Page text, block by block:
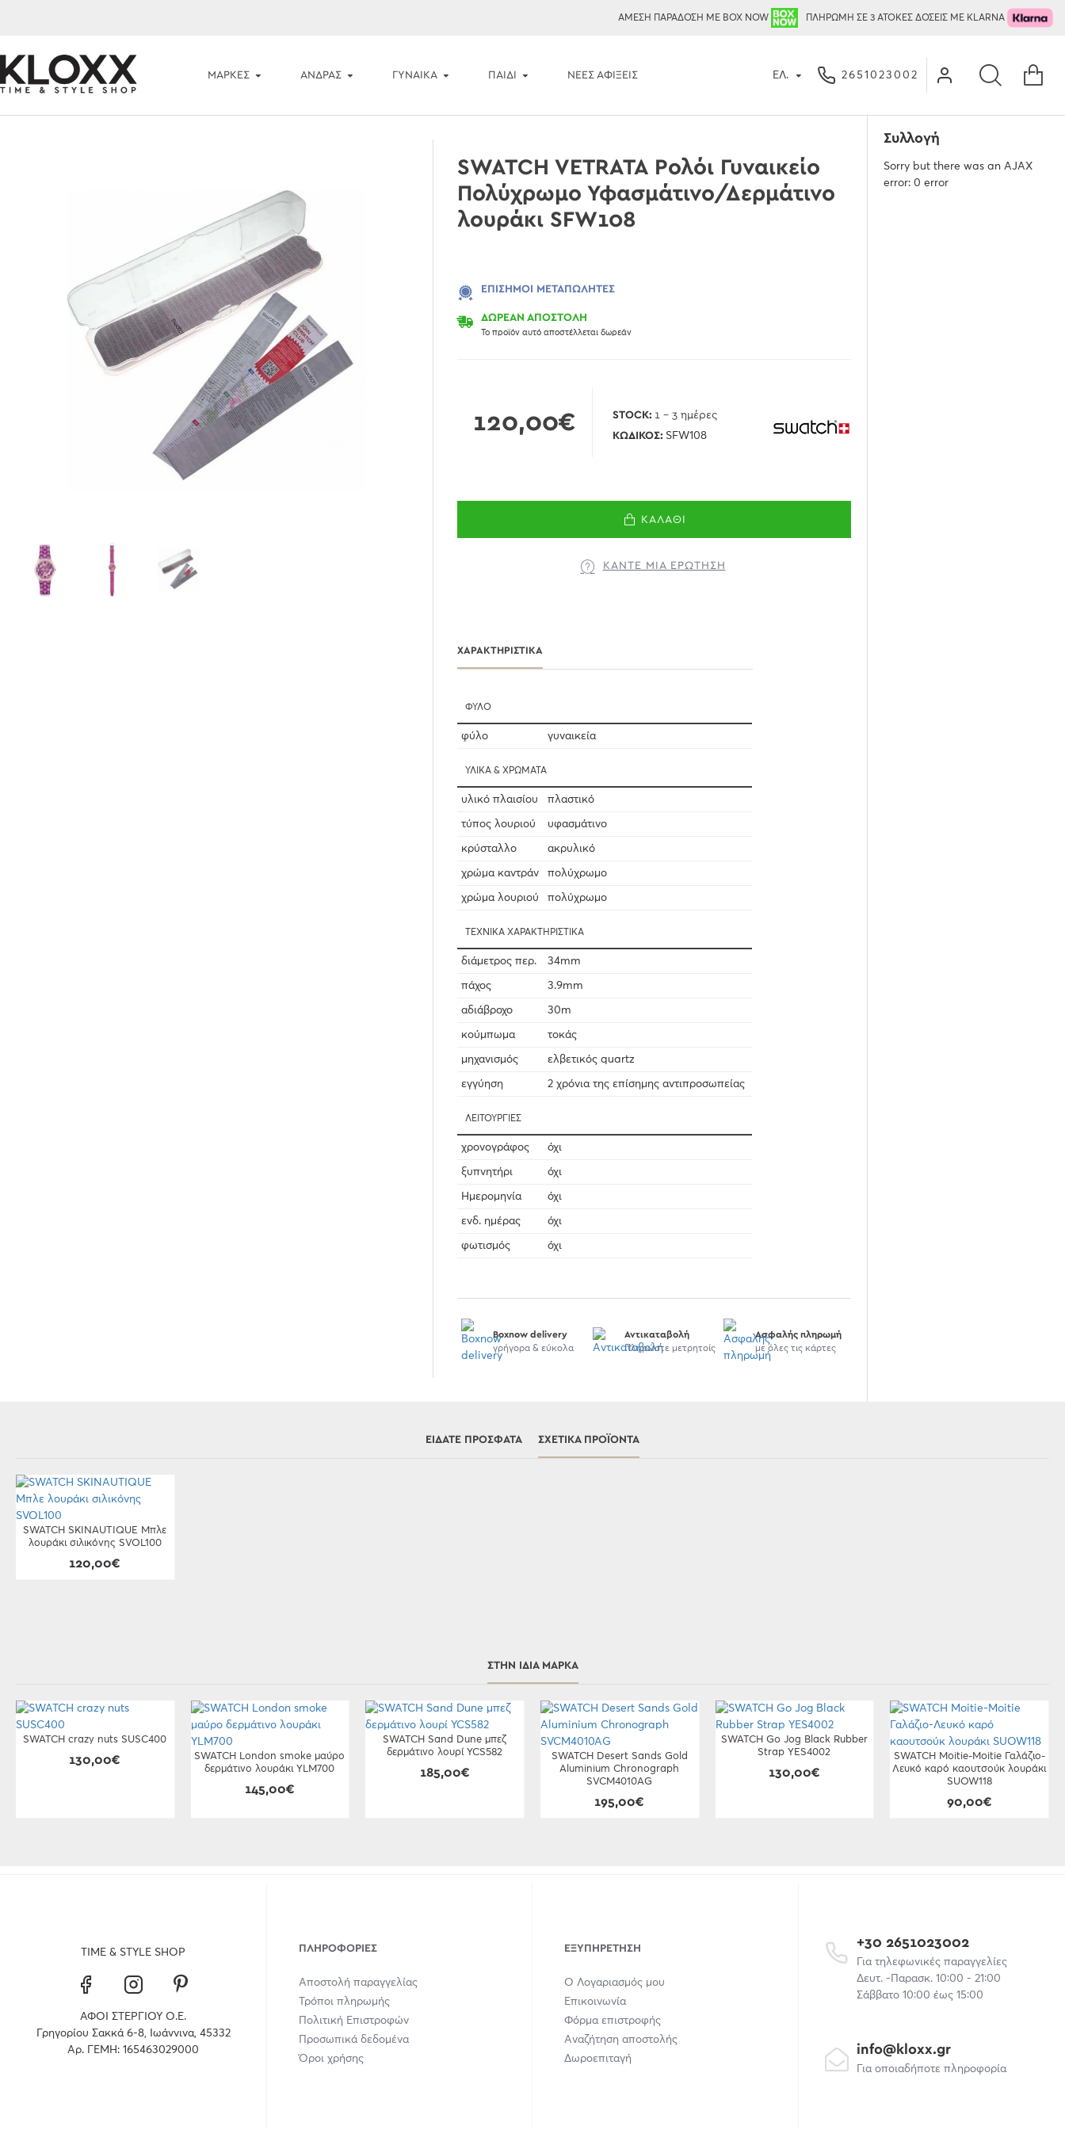
ΑΜΕΣΗ ΠΑΡΑΔΟΣΗ ΜΕ BOX NOW ΠΛΗΡΩΜΗ ΣΕ 3 ΑΤΟΚΕΣ ΔΟΣΕΙΣ ΜΕ KLARNA
ΜΆΡΚΕΣ ΑΝΔΡΑΣ ΓΥΝΑΙΚΑ ΠΑΙΔΙ ΝΈΕΣ ΑΦΊΞΕΙΣ ΕΛ. 2651023002
SWATCH VETRATA Ρολόι Γυναικείο
Πολύχρωμο Υφασμάτινο/Δερμάτινο
λουράκι SFW108
ΔΩΡΕΑΝ ΑΠΟΣΤΟΛΗ
Το προϊόν αυτό αποστέλλεται δωρεάν
ΕΠΊΣΗΜΟΙ ΜΕΤΑΠΩΛΗΤΈΣ
120,00€ STOCK: 1 - 3 ημέρες
ΚΩΔΙΚΌΣ: SFW108
ΚΑΛΆΘΙ
ΚΆΝΤΕ ΜΊΑ ΕΡΏΤΗΣΗ
ΧΑΡΑΚΤΗΡΙΣΤΙΚΆ
ΦΎΛΟ
φύλο γυναικεία
ΥΛΙΚΆ & ΧΡΏΜΑΤΑ
υλικό πλαισίου πλαστικό
τύπος λουριού υφασμάτινο
κρύσταλλο ακρυλικό
χρώμα καντράν πολύχρωμο
χρώμα λουριού πολύχρωμο
ΤΕΧΝΙΚΆ ΧΑΡΑΚΤΗΡΙΣΤΙΚΆ
διάμετρος περ. 34mm
πάχος 3.9mm
αδιάβροχο 30m
κούμπωμα τοκάς
μηχανισμός ελβετικός quartz
εγγύηση 2 χρόνια της επίσημης αντιπροσωπείας
ΛΕΙΤΟΥΡΓΊΕΣ
χρονογράφος όχι
ξυπνητήρι όχι
Ημερομηνία όχι
ενδ. ημέρας όχι
φωτισμός όχι
Boxnow delivery
γρήγορα & εύκολα
Αντικαταβολή
Πληρώστε μετρητοίς
Ασφαλής πληρωμή
με όλες τις κάρτες
Συλλογή
Sorry but there was an AJAX
error: 0 error
ΕΊΔΑΤΕ ΠΡΌΣΦΑΤΑ ΣΧΕΤΙΚΆ ΠΡΟΪΌΝΤΑ
SWATCH SKINAUTIQUE Μπλε
λουράκι σιλικόνης SVOL100
120,00€
ΣΤΗΝ ΊΔΙΑ ΜΆΡΚΑ
SWATCH crazy nuts SUSC400
130,00€
SWATCH London smoke μαύρο
δερμάτινο λουράκι YLM700
145,00€
SWATCH Sand Dune μπεζ
δερμάτινο λουρί YCS582
185,00€
SWATCH Desert Sands Gold
Aluminium Chronograph
SVCM4010AG
195,00€
SWATCH Go Jog Black Rubber
Strap YES4002
130,00€
SWATCH Moitie-Moitie Γαλάζιο-
Λευκό καρό καουτσούκ λουράκι
SUOW118
90,00€
TIME & STYLE SHOP
ΑΦΟΙ ΣΤΕΡΓΙΟΥ Ο.Ε.
Γρηγορίου Σακκά 6-8, Ιωάννινα, 45332
Αρ. ΓΕΜΗ: 165463029000
ΠΛΗΡΟΦΟΡΊΕΣ
Αποστολή παραγγελίας
Τρόποι πληρωμής
Πολιτική Επιστροφών
Προσωπικά δεδομένα
Όροι χρήσης
ΕΞΥΠΗΡΈΤΗΣΗ
Ο Λογαριασμός μου
Επικοινωνία
Φόρμα επιστροφής
Αναζήτηση αποστολής
Δωροεπιταγή
+30 2651023002
Για τηλεφωνικές παραγγελίες
Δευτ. -Παρασκ. 10:00 - 21:00
Σάββατο 10:00 έως 15:00
info@kloxx.gr
Για οποιαδήποτε πληροφορία